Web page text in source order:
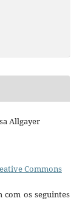
Allgayer
Commons
os seguintes